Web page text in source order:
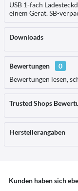
USB 1-fach
einem Gerät. SB-
Downloads
Bewertungen
0
Bewertungen lesen,
Trusted Shops
Herstellerangaben
Kunden haben sich